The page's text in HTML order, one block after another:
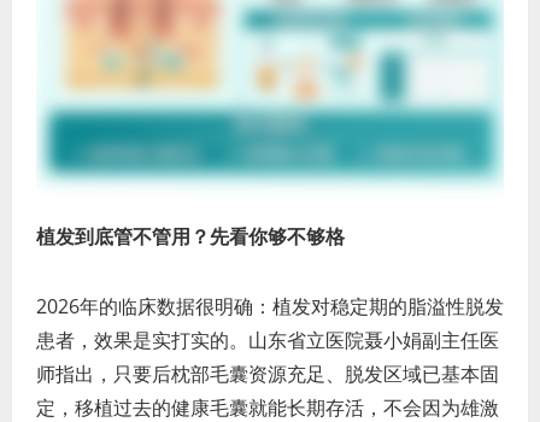
植发到底管不管用？先看你够不够格
2026年的临床数据很明确：植发对稳定期的脂溢性脱发
患者，效果是实打实的。山东省立医院聂小娟副主任医
师指出，只要后枕部毛囊资源充足、脱发区域已基本固
定，移植过去的健康毛囊就能长期存活，不会因为雄激